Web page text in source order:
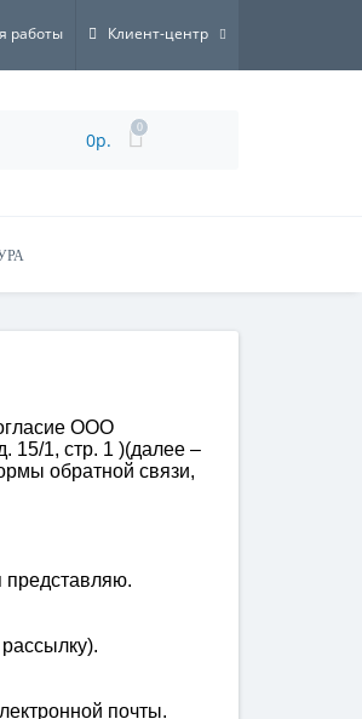
работы Клиент-центр
0р.
0
ООО
15/1, стр. 1 )(далее –
обратной связи,
представляю.
почты.